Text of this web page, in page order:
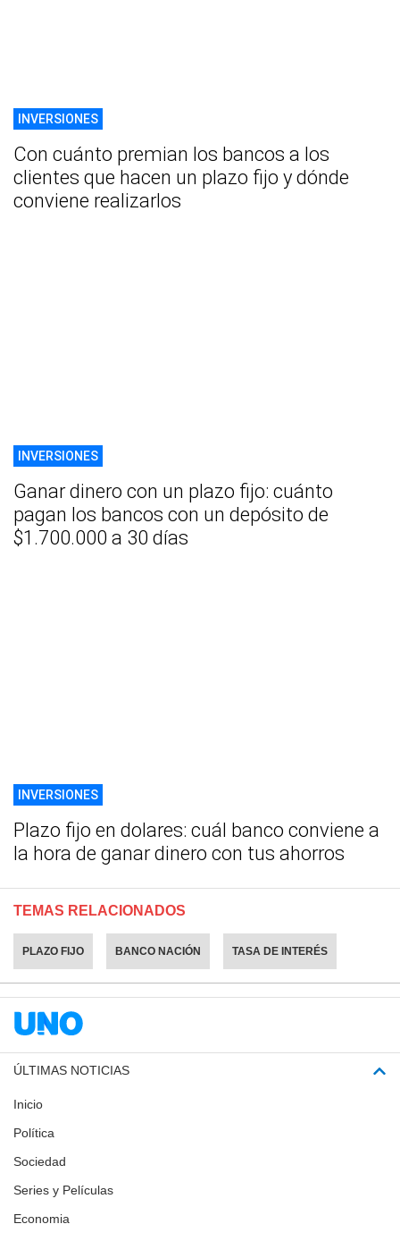
INVERSIONES
Con cuánto premian los bancos a los
clientes que hacen un plazo fijo y dónde
conviene realizarlos
INVERSIONES
Ganar dinero con un plazo fijo: cuánto
pagan los bancos con un depósito de
$1.700.000 a 30 días
INVERSIONES
Plazo fijo en dolares: cuál banco conviene a
la hora de ganar dinero con tus ahorros
TEMAS RELACIONADOS
PLAZO FIJO BANCO NACIÓN TASA DE INTERÉS
ÚLTIMAS NOTICIAS
Inicio
Política
Sociedad
Series y Películas
Economia